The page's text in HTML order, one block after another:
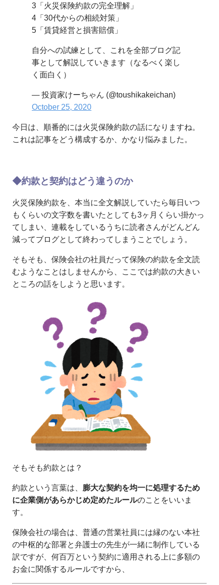
3「火災保険約款の完全理解」
4「30代からの相続対策」
5「賃貸経営と損害賠償」
自分への試練として、これを全部ブログ記
事として解説していきます（なるべく楽し
く面白く）
— 投資家けーちゃん (@toushikakeichan)
October 25, 2020
今日は、順番的には火災保険約款の話になりますね。
これは記事をどう構成するか、かなり悩みました。
◆約款と契約はどう違うのか
火災保険約款を、本当に全文解説していたら毎日いつ
もくらいの文字数を書いたとしても3ヶ月くらい掛かっ
てしまい、連載をしているうちに読者さんがどんどん
減ってブログとして終わってしまうことでしょう。
そもそも、保険会社の社員だって保険の約款を全文読
むようなことはしませんから、ここでは約款の大きい
ところの話をしようと思います。
そもそも約款とは？
約款という言葉は、 膨大な契約を均一に処理するため
に企業側があらかじめ定めたルールのことをいいま
す。
保険会社の場合は、普通の営業社員には縁のない本社
の中枢的な部署と弁護士の先生が一緒に制作している
訳ですが、何百万という契約に適用される上に多額の
お金に関係するルールですから、